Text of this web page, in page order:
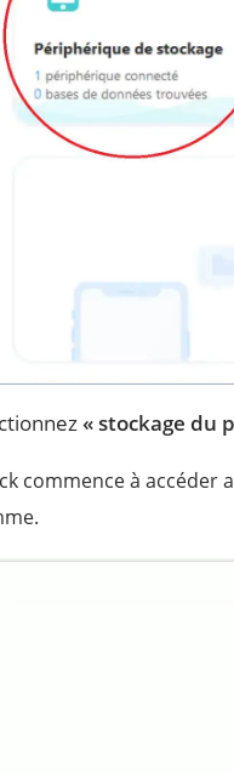
« stockage du
commence à